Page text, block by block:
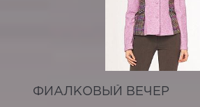
ФИАЛКОВЫЙ ВЕЧЕР